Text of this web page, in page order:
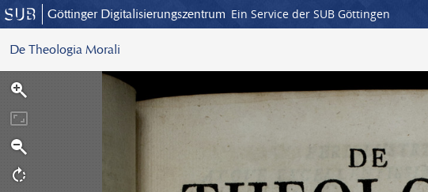
Göttinger Digitalisierungszentrum Ein Service der SUB Göttingen
De Theologia Morali